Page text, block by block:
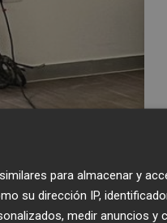
para almacenar y
su dirección IP,
medir anuncios y